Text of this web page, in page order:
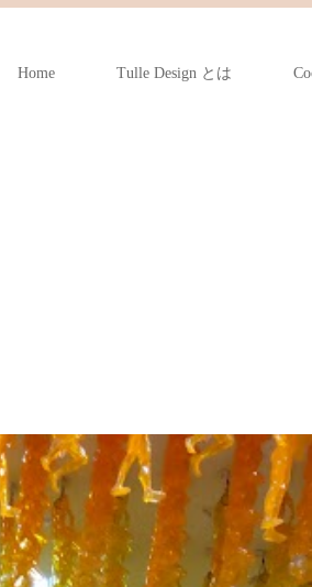
Home Tulle Design とは